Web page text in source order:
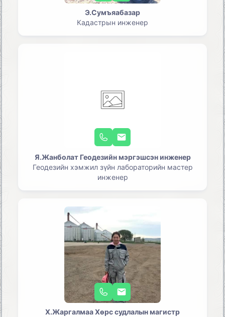
Э.Сумъяабазар
Кадастрын инженер
Я.Жанболат Геодезийн мэргэшсэн инженер
Геодезийн хэмжил зүйн лабораторийн мастер
инженер
Х.Жаргалмаа Хөрс судлалын магистр